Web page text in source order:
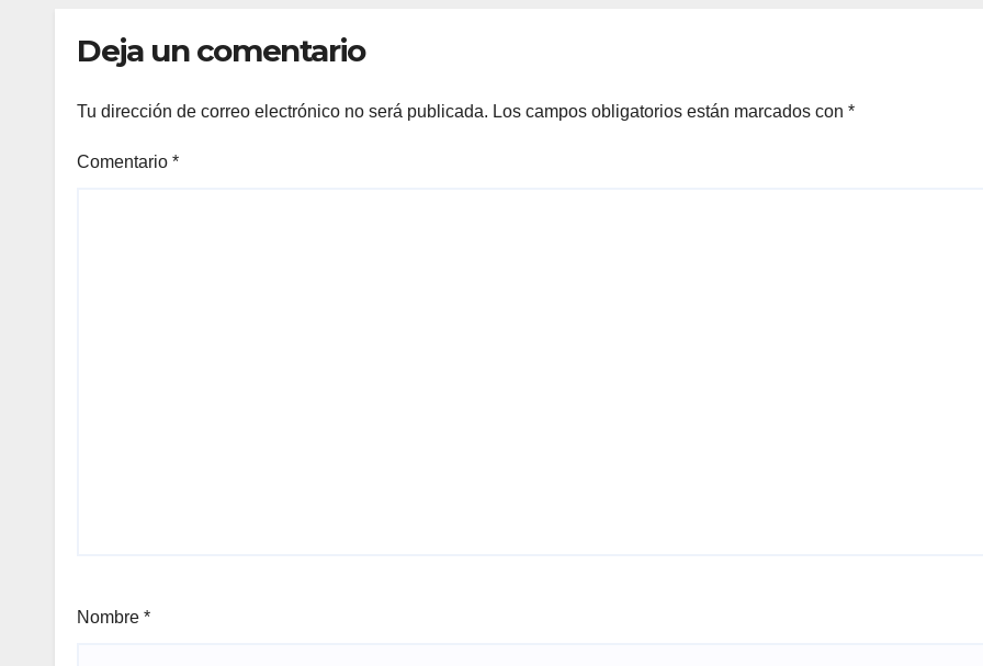
Deja un comentario
Tu dirección de correo electrónico no será publicada. Los campos obligatorios están marcados con *
Comentario *
Nombre *